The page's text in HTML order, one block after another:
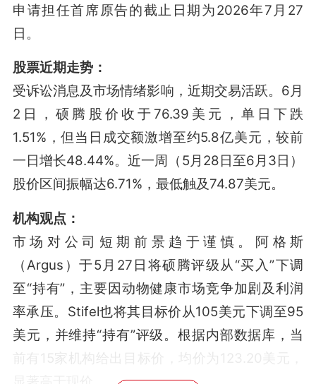
申请担任首席原告的截止日期为2026年7月27
日 。
股票近期走势：
受诉讼消息及市场情绪影响，近期交易活跃。6月
2日，硕腾股价收于76.39美元，单日下跌
1.51%，但当日成交额激增至约5.8亿美元，较前
一日增长48.44%。近一周（5月28日至6月3日）
股价区间振幅达6.71%，最低触及74.87美元。
机构观点：
市场对公司短期前景趋于谨慎。阿格斯
（Argus）于5月27日将硕腾评级从“买入”下调
至“持有”，主要因动物健康市场竞争加剧及利润
率承压。Stifel也将其目标价从105美元下调至95
美元，并维持“持有”评级。根据内部数据库，当